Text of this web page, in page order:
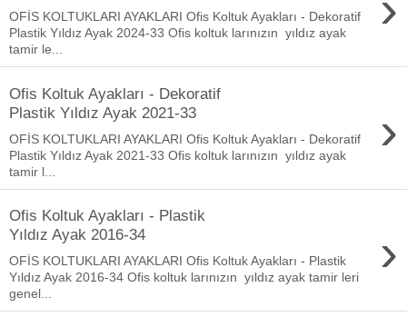
OFİS KOLTUKLARI AYAKLARI Ofis Koltuk Ayakları - Dekoratif
Plastik Yıldız Ayak 2024-33 Ofis koltuk larınızın yıldız ayak
tamir le...
Ofis Koltuk Ayakları - Dekoratif
Plastik Yıldız Ayak 2021-33
›
OFİS KOLTUKLARI AYAKLARI Ofis Koltuk Ayakları - Dekoratif
Plastik Yıldız Ayak 2021-33 Ofis koltuk larınızın yıldız ayak
tamir l...
Ofis Koltuk Ayakları - Plastik
Yıldız Ayak 2016-34
›
OFİS KOLTUKLARI AYAKLARI Ofis Koltuk Ayakları - Plastik
Yıldız Ayak 2016-34 Ofis koltuk larınızın yıldız ayak tamir leri
genel...